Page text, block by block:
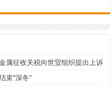
属征收关税向世贸组织提出上诉
束“深冬”